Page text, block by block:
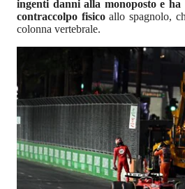
ingenti danni alla monoposto e ha
contraccolpo fisicoallo spagnolo,
colonna vertebrale.